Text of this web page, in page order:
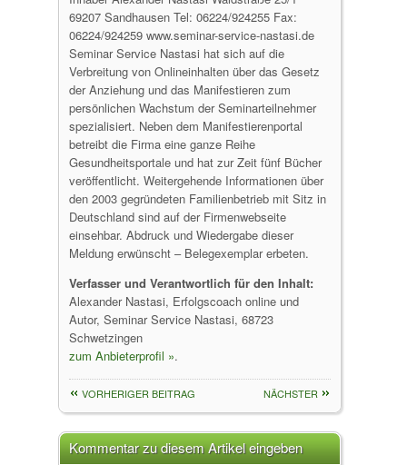
69207 Sandhausen Tel: 06224/924255 Fax:
06224/924259 www.seminar-service-nastasi.de
Seminar Service Nastasi hat sich auf die
Verbreitung von Onlineinhalten über das Gesetz
der Anziehung und das Manifestieren zum
persönlichen Wachstum der Seminarteilnehmer
spezialisiert. Neben dem Manifestierenportal
betreibt die Firma eine ganze Reihe
Gesundheitsportale und hat zur Zeit fünf Bücher
veröffentlicht. Weitergehende Informationen über
den 2003 gegründeten Familienbetrieb mit Sitz in
Deutschland sind auf der Firmenwebseite
einsehbar. Abdruck und Wiedergabe dieser
Meldung erwünscht – Belegexemplar erbeten.
Verfasser und Verantwortlich für den Inhalt:
Alexander Nastasi, Erfolgscoach online und
Autor, Seminar Service Nastasi, 68723
Schwetzingen
zum Anbieterprofil ».
NÄCHSTER
VORHERIGER BEITRAG
Kommentar zu diesem Artikel eingeben